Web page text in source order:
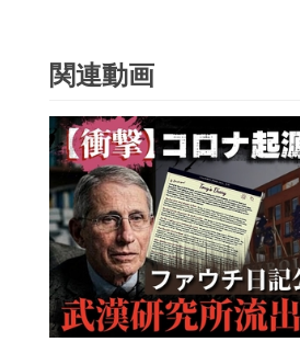
関連動画